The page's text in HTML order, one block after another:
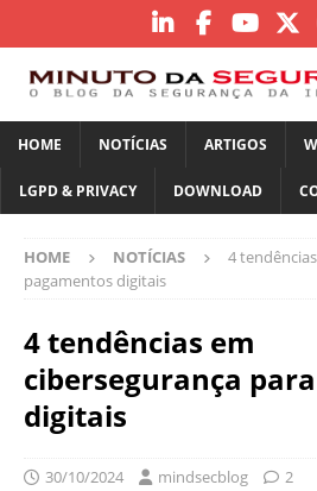
HOME NOTÍCIAS ARTIGOS
LGPD & PRIVACY DOWNLOAD
HOME NOTÍCIAS
4
pagamentos digitais
4 tendências em
cibersegurança
digitais
30/10/2024 mindsecblog 2